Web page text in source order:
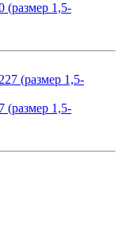
(размер 1,5-
(размер 1,5-